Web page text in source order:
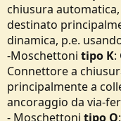
chiusura
destinato
dinamica, p.e.
-Moschettoni tipo K:
Connettore a
principalmente a
ancoraggio da via-
- Moschettoni tipo Q